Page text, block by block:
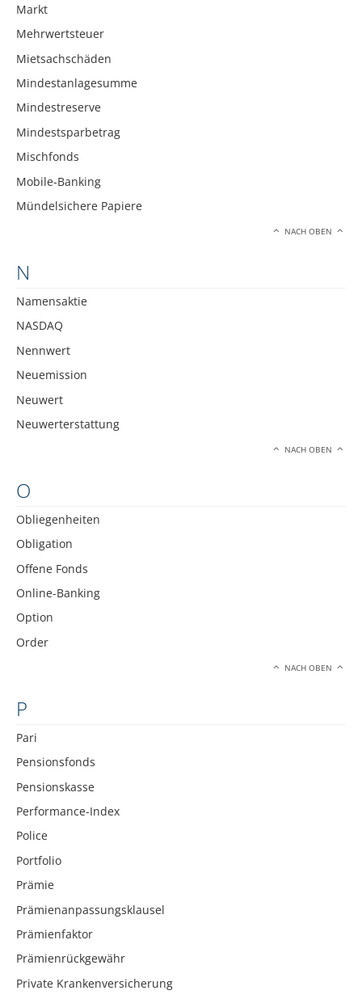
Markt
Mehrwertsteuer
Mietsachschäden
Mindestanlagesumme
Mindestreserve
Mindestsparbetrag
Mischfonds
Mobile-Banking
Mündelsichere Papiere
NACH OBEN
N
Namensaktie
NASDAQ
Nennwert
Neuemission
Neuwert
Neuwerterstattung
NACH OBEN
O
Obliegenheiten
Obligation
Offene Fonds
Online-Banking
Option
Order
NACH OBEN
P
Pari
Pensionsfonds
Pensionskasse
Performance-Index
Police
Portfolio
Prämie
Prämienanpassungsklausel
Prämienfaktor
Prämienrückgewähr
Private Krankenversicherung